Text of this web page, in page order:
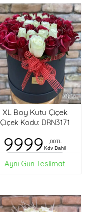
XL Boy Kutu Çiçek
Çiçek Kodu: DRN3171
9999
,00TL
Kdv Dahil
Aynı Gün Teslimat